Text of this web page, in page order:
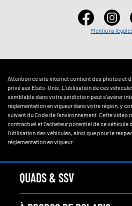
Mentions
Attention ce site internet contient des photos et
privé aux Etats-Unis. L'utilisation de ces
semblable dans votre juridiction peut s'avérer
réglementation en vigueur dans votre région, y
suivant du Code de l'environnement. Cette vidéo
contractuel et l'acheteur potentiel de ce véhicule
l'utilisation des véhicules, ainsi que pour le
réglementation en vigueur.
QUADS & SSV